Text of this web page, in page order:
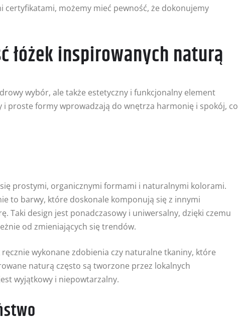
certyfikatami, możemy mieć pewność, że dokonujemy
łóżek inspirowanych naturą
wybór, ale także estetyczny i funkcjonalny element
proste formy wprowadzają do wnętrza harmonię i spokój, co
prostymi, organicznymi formami i naturalnymi kolorami.
to barwy, które doskonale komponują się z innymi
Taki design jest ponadczasowy i uniwersalny, dzięki czemu
od zmieniających się trendów.
wykonane zdobienia czy naturalne tkaniny, które
naturą często są tworzone przez lokalnych
wyjątkowy i niepowtarzalny.